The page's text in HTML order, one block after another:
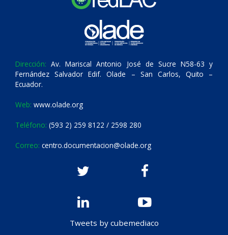
Dirección: Av. Mariscal Antonio José de Sucre N58-63 y
Fernández Salvador Edif. Olade – San Carlos, Quito –
Ecuador.
Web: www.olade.org
Teléfono: (593 2) 259 8122 / 2598 280
Correo: centro.documentacion@olade.org
Tweets by cubemediaco